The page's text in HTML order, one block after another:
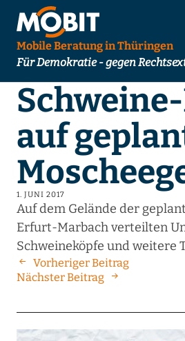
Mobile Beratung in Thüringen
Für Demokratie - gegen
auf
1. JUNI 2017
Auf dem Gelände der
Erfurt-Marbach verteilten
Schweineköpfe und weitere
Vorheriger Beitrag
Nächster Beitrag